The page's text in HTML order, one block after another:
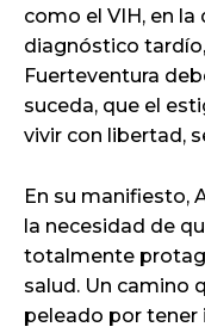
como el VIH, en
diagnóstico
Fuerteventura
suceda, que el
vivir con libertad,
En su manifiesto,
la necesidad de
totalmente
salud. Un camino
peleado por tener